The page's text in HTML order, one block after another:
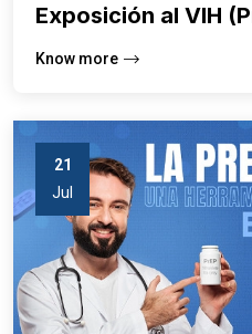
Exposición al VIH
Know more
21
Jul